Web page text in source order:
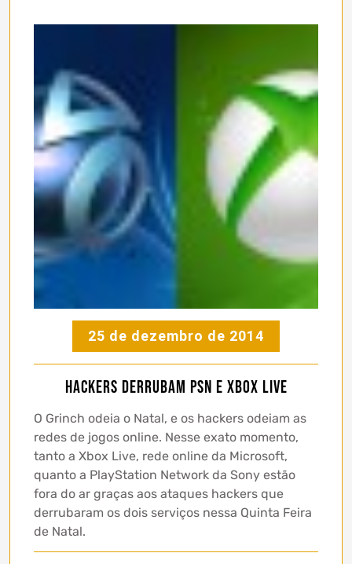
25 de dezembro de 2014
Hackers derrubam PSN e Xbox Live
O Grinch odeia o Natal, e os hackers odeiam as
redes de jogos online. Nesse exato momento,
tanto a Xbox Live, rede online da Microsoft,
quanto a PlayStation Network da Sony estão
fora do ar graças aos ataques hackers que
derrubaram os dois serviços nessa Quinta Feira
de Natal.